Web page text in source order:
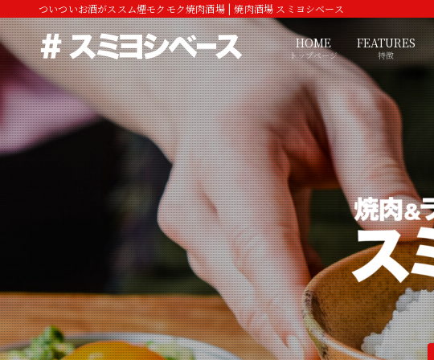
ついついお酒がススム煙モクモク焼肉酒場 | 焼肉酒場 スミヨシベース
HOME
トップページ
FEATURES
特徴